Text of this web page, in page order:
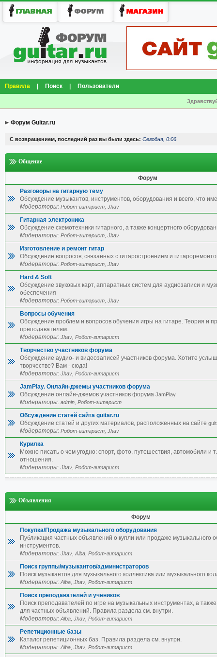
Правила Поиск Пользователи
Форум Guitar.ru
С возвращением, последний раз вы были здесь: Сегодня, 0:06
Общение
Форум
Разговоры на гитарную тему
Обсуждение музыкантов, инструментов, оборудования и всего, что
Модераторы: Робот-гитарист, Jhav
Гитарная электроника
Обсуждение схемотехники гитарного, а также концертного
Модераторы: Робот-гитарист, Jhav
Изготовление и ремонт гитар
Обсуждение вопросов, связанных с гитаростроением и
Модераторы: Робот-гитарист, Jhav
Hard & Soft
Обсуждение звуковых карт, аппаратных систем для аудиозаписи и
обеспечения
Модераторы: Робот-гитарист, Jhav
Вопросы обучения
Обсуждение проблем и вопросов обучения игры на гитаре. Теория и
преподавателям.
Модераторы: Jhav, Робот-гитарист
Творчество участников форума
Обсуждение аудио- и видеозаписей участников форума. Хотите
творчестве? Вам - сюда!
Модераторы: Jhav, Робот-гитарист
JamPlay. Онлайн-джемы участников форума
Обсуждение онлайн-джемов участников форума JamPlay
Модераторы: admin, Робот-гитарист
Обсуждение статей сайта guitar.ru
Обсуждение статей и других материалов, расположенных на сайте
Модераторы: Робот-гитарист, Jhav
Курилка
Можно писать о чем угодно: спорт, фото, путешествия, автомобили и
отношения.
Модераторы: Jhav, Робот-гитарист
Объявления
Форум
Покупка/Продажа музыкального оборудования
Публикация частных объявлений о купли или продаже музыкального
инструментов.
Модераторы: Jhav,Alba, Робот-гитарист
Поиск группы/музыкантов/администраторов
Поиск музыкантов для музыкального коллектива или музыкального
Модераторы:Alba, Jhav, Робот-гитарист
Поиск преподавателей и учеников
Поиск преподавателей по игре на музыкальных инструментах, а также
для частных объявлений. Правила раздела см. внутри.
Модераторы:Alba, Jhav, Робот-гитарист
Репетиционные базы
Каталог репетиционных баз. Правила раздела см. внутри.
Модераторы:Alba, Jhav, Робот-гитарист